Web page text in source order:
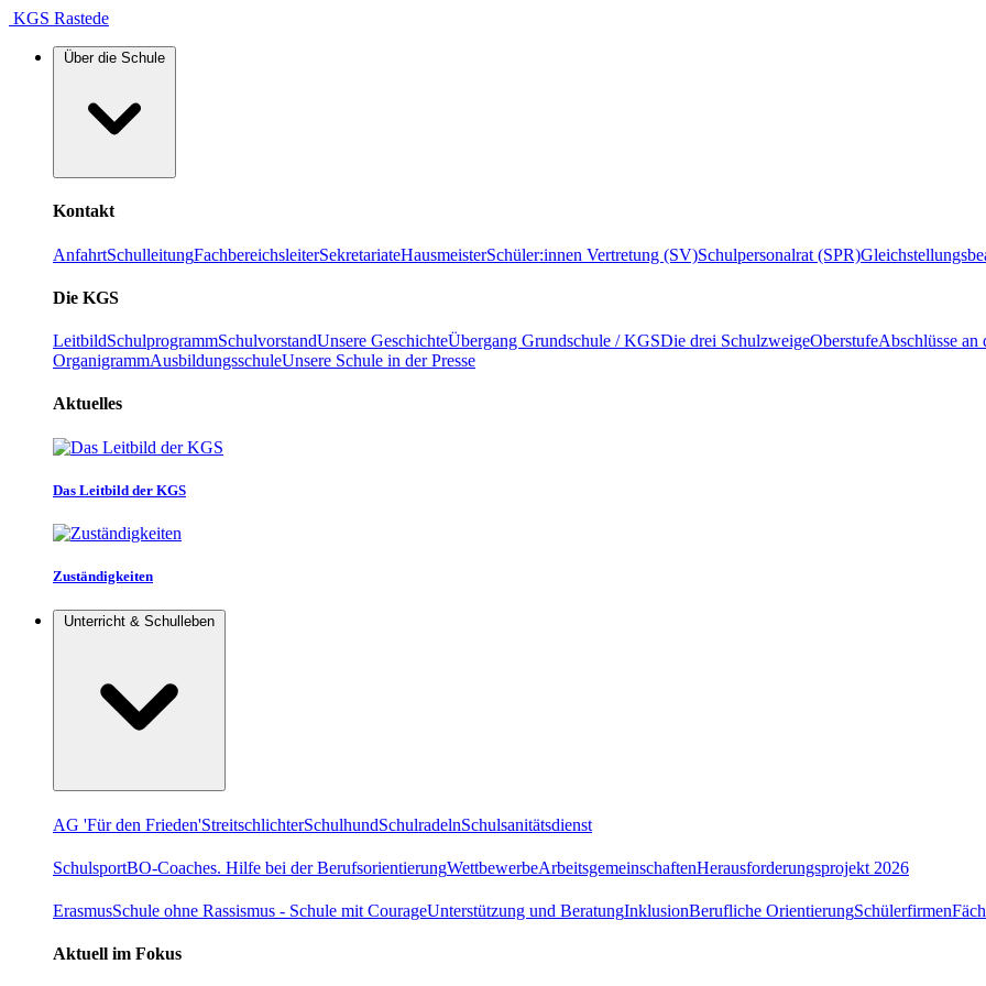
KGS Rastede
Über die Schule
Kontakt
AnfahrtSchulleitungFachbereichsleiterSekretariateHausmeisterSchüler:innen Vertretung (SV)Schulpersonalrat (SPR)
Die KGS
LeitbildSchulprogrammSchulvorstandUnsere GeschichteÜbergang Grundschule / KGSDie drei SchulzweigeOberstufeAbschlüsse an
OrganigrammAusbildungsschuleUnsere Schule in der Presse
Aktuelles
Das Leitbild der KGS
Zuständigkeiten
Unterricht & Schulleben
AG 'Für den Frieden'StreitschlichterSchulhundSchulradelnSchulsanitätsdienst
SchulsportBO-Coaches. Hilfe bei der BerufsorientierungWettbewerbeArbeitsgemeinschaftenHerausforderungsprojekt 2026
ErasmusSchule ohne Rassismus - Schule mit CourageUnterstützung und BeratungInklusionBerufliche OrientierungSchülerfirmen
Aktuell im Fokus